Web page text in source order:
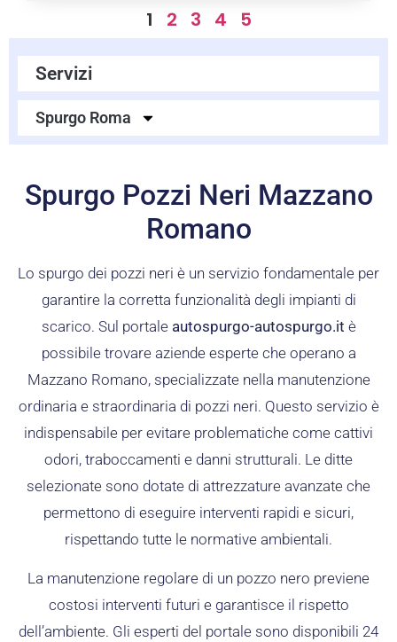
1 2 3 4 5
Servizi
Spurgo Roma
Spurgo Pozzi Neri Mazzano
Romano
Lo spurgo dei pozzi neri è un servizio fondamentale per
garantire la corretta funzionalità degli impianti di
scarico. Sul portale autospurgo-autospurgo.it è
possibile trovare aziende esperte che operano a
Mazzano Romano, specializzate nella manutenzione
ordinaria e straordinaria di pozzi neri. Questo servizio è
indispensabile per evitare problematiche come cattivi
odori, traboccamenti e danni strutturali. Le ditte
selezionate sono dotate di attrezzature avanzate che
permettono di eseguire interventi rapidi e sicuri,
rispettando tutte le normative ambientali.
La manutenzione regolare di un pozzo nero previene
costosi interventi futuri e garantisce il rispetto
dell’ambiente. Gli esperti del portale sono disponibili 24